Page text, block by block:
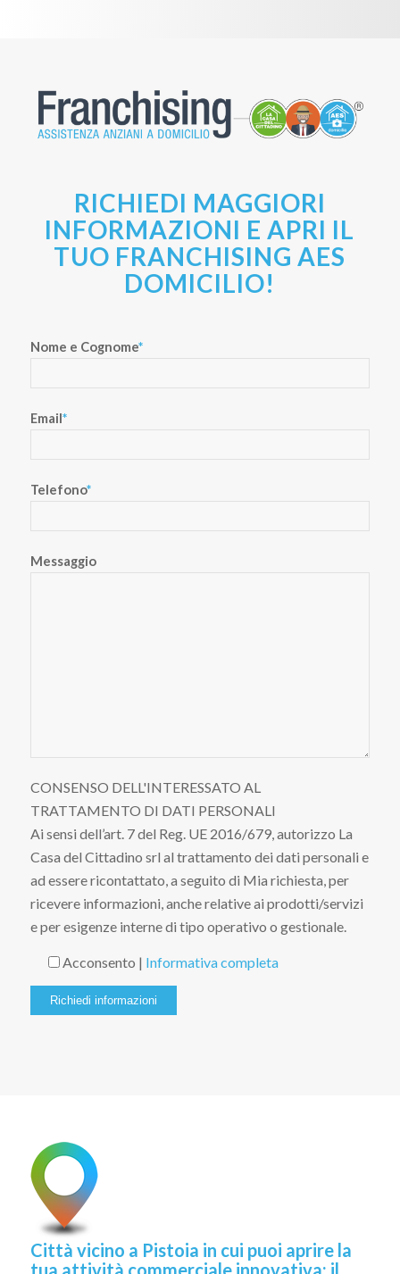
RICHIEDI MAGGIORI
INFORMAZIONI E APRI IL
TUO FRANCHISING AES
DOMICILIO!
Nome e Cognome*
Email*
Telefono*
Messaggio
CONSENSO DELL'INTERESSATO AL
TRATTAMENTO DI DATI PERSONALI
Ai sensi dell’art. 7 del Reg. UE 2016/679, autorizzo La
Casa del Cittadino srl al trattamento dei dati personali e
ad essere ricontattato, a seguito di Mia richiesta, per
ricevere informazioni, anche relative ai prodotti/servizi
e per esigenze interne di tipo operativo o gestionale.
Acconsento | Informativa completa
Città vicino a Pistoia in cui puoi aprire la